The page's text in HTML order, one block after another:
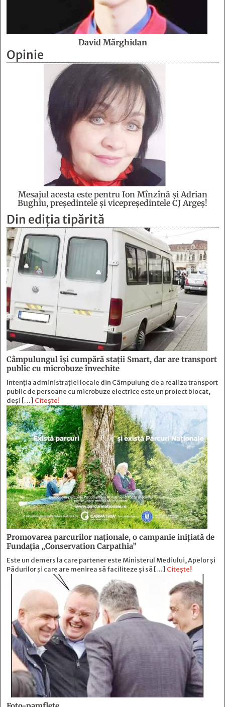
David Mărghidan
Opinie
Mesajul acesta este pentru Ion Mînzînă şi Adrian
Bughiu, preşedintele şi vicepreşedintele CJ Argeş!
Din ediția tipărită
Câmpulungul îşi cumpără staţii Smart, dar are transport
public cu microbuze învechite
Intenția administrației locale din Câmpulung de a realiza transport
public de persoane cu microbuze electrice este un proiect blocat,
deși […] Citește!
Promovarea parcurilor naționale, o campanie inițiată de
Fundația „Conservation Carpathia”
Este un demers la care partener este Ministerul Mediului, Apelor și
Pădurilor și care are menirea să faciliteze și să […] Citește!